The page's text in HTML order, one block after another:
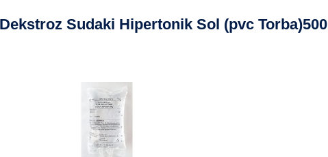
Sudaki Hipertonik Sol (pvc Torba)500